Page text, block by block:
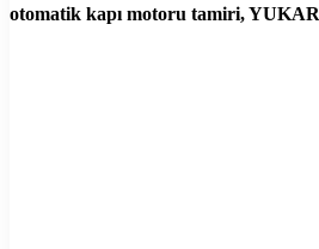
otomatik kapı motoru tamiri,